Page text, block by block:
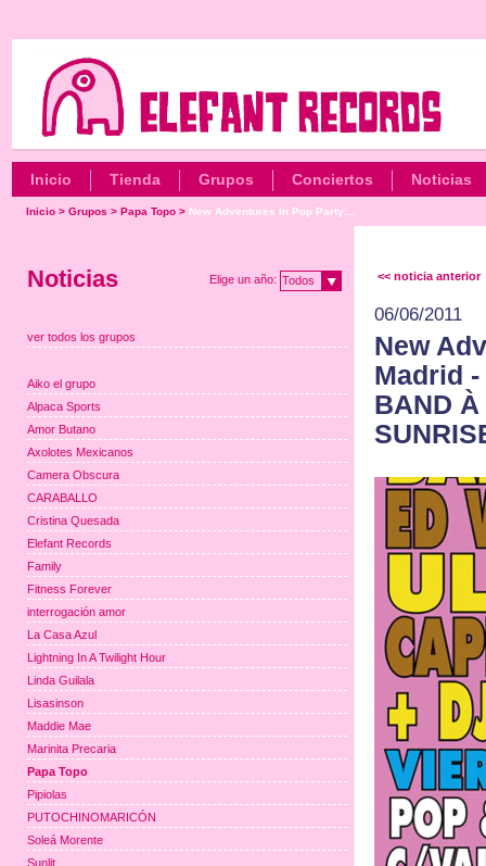
Inicio Tienda Grupos Conciertos Noticias
Inicio> Grupos > Papa Topo> New Adventures In Pop Party:...
<< noticia anterior
06/06/2011
New
Madrid -
BAND À
Noticias Elige un año: Todos
ver todos los grupos
Aiko el grupo
Alpaca Sports
Amor Butano
Axolotes Mexicanos
Camera Obscura
CARABALLO
Cristina Quesada
Elefant Records
Family
Fitness Forever
interrogación amor
La Casa Azul
Lightning In A Twilight Hour
Linda Guilala
Lisasinson
Maddie Mae
Marinita Precaria
Papa Topo
Pipiolas
PUTOCHINOMARICÓN
Soleá Morente
Sunlit